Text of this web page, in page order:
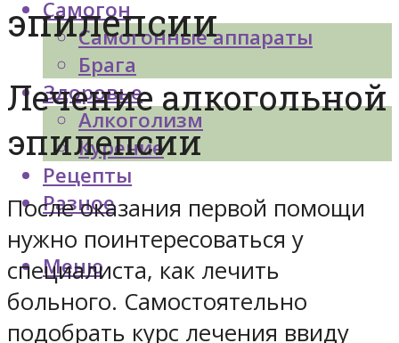
Самогон
Самогонные аппараты
Брага
Здоровье
Алкоголизм
Курение
Рецепты
Разное
Меню
эпилепсии
Лечение алкогольной
эпилепсии
После оказания первой помощи
нужно поинтересоваться у
специалиста, как лечить
больного. Самостоятельно
подобрать курс лечения ввиду